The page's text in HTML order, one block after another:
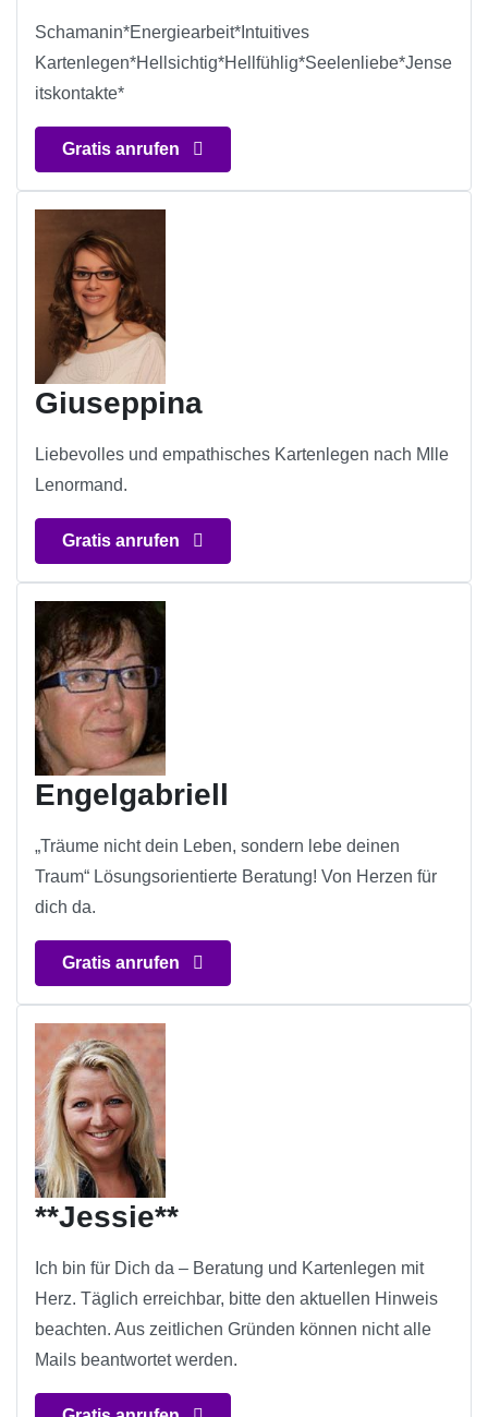
Schamanin*Energiearbeit*Intuitives
Kartenlegen*Hellsichtig*Hellfühlig*Seelenliebe*Jense
itskontakte*
Gratis anrufen
Giuseppina
Liebevolles und empathisches Kartenlegen nach Mlle
Lenormand.
Gratis anrufen
Engelgabriell
„Träume nicht dein Leben, sondern lebe deinen
Traum“ Lösungsorientierte Beratung! Von Herzen für
dich da.
Gratis anrufen
**Jessie**
Ich bin für Dich da – Beratung und Kartenlegen mit
Herz. Täglich erreichbar, bitte den aktuellen Hinweis
beachten. Aus zeitlichen Gründen können nicht alle
Mails beantwortet werden.